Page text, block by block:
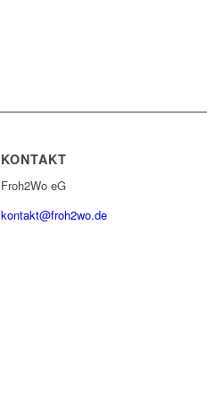
KONTAKT
Froh2Wo eG
kontakt@froh2wo.de